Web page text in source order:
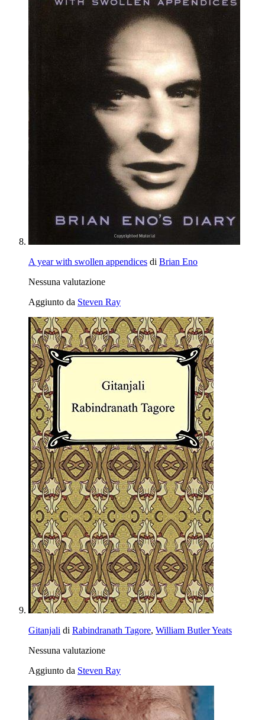
A year with swollen appendices di Brian Eno
Nessuna valutazione
Aggiunto da Steven Ray
Gitanjali di Rabindranath Tagore, William Butler Yeats
Nessuna valutazione
Aggiunto da Steven Ray